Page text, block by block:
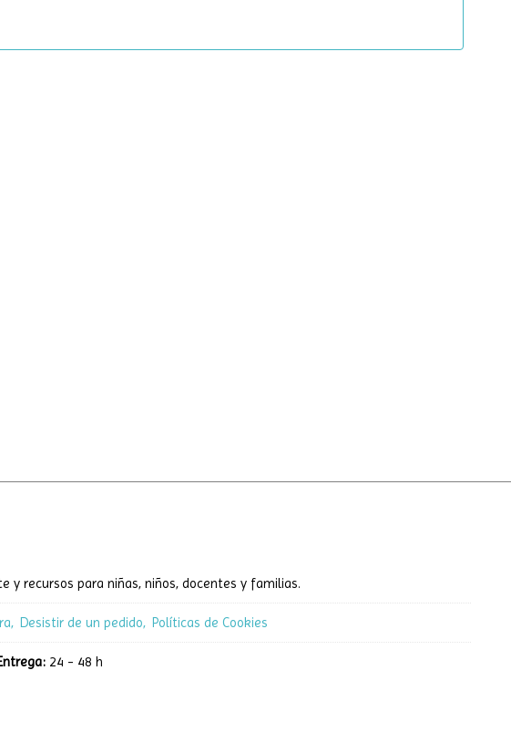
recursos para niñas, niños, docentes y familias.
Desistir de un pedido Políticas de Cookies
24 - 48 h